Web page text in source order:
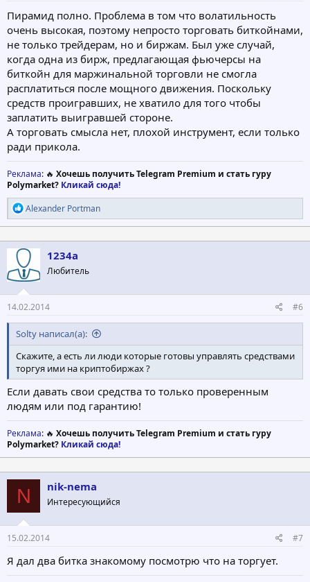
Пирамид полно. Проблема в том что волатильность
очень высокая, поэтому непросто торговать биткойнами,
не только трейдерам, но и биржам. Был уже случай,
когда одна из бирж, предлагающая фьючерсы на
биткойн для маржинальной торговли не смогла
расплатиться после мощного движения. Поскольку
средств проигравших, не хватило для того чтобы
заплатить выигравшей стороне.
А торговать смысла нет, плохой инструмент, если только
ради прикола.
Реклама: 🔥 Хочешь получить Telegram Premium и стать гуру
Polymarket? Кликай сюда!
Р
е
а
к
ц
и
и
:
Alexander Portman
1234a
Любитель
14.02.2014 #6
Solty написал(а):
Скажите, а есть ли люди которые готовы управлять средствами
торгуя ими на криптобиржах ?
Если давать свои средства то только проверенным
людям или под гарантию!
Реклама: 🔥 Хочешь получить Telegram Premium и стать гуру
Polymarket? Кликай сюда!
N nik-nema
Интересующийся
15.02.2014 #7
Я дал два битка знакомому посмотрю что на торгует.